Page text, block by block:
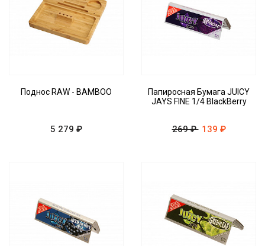
Поднос RAW - BAMBOO
5 279 ₽
Папиросная Бумага JUICY
JAYS FINE 1/4 BlackBerry
269 ₽ 139 ₽